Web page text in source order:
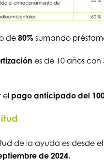
de 80%sumando
es de 10 años
el pago anticipado del
de la ayuda es desde el
de 2024.